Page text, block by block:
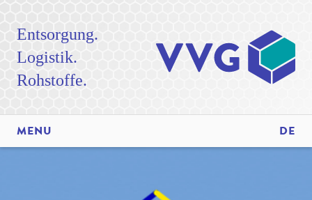
Entsorgung.
Logistik.
Rohstoffe.
MENU DE